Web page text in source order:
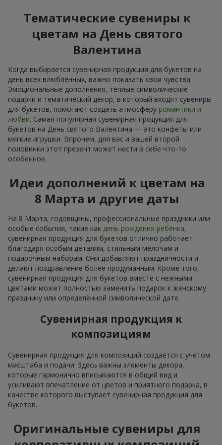
Тематические сувениры к
цветам на День святого
Валентина
Когда выбирается сувенирная продукция для букетов на
день всех влюблённых, важно показать свои чувства.
Эмоциональные дополнения, тёплые символические
подарки и тематический декор, в который входят сувениры
для букетов, помогают создать атмосферу романтики и
любви. Самая популярная сувенирная продукция для
букетов на День святого Валентина — это конфеты или
мягкие игрушки. Впрочем, для вас и вашей второй
половинки этот презент может нести в себе что-то
особенное.
Идеи дополнений к цветам на
8 Марта и другие даты
На 8 Марта, годовщины, профессиональные праздники или
особые события, такие как день рождения ребёнка,
сувенирная продукция для букетов отлично работает
благодаря особым деталям, стильным мелочам и
подарочным наборам. Они добавляют праздничности и
делают поздравление более продуманным. Кроме того,
сувенирная продукция для букетов вместе с нежными
цветами может полностью заменить подарок к женскому
празднику или определённой символической дате.
Сувенирная продукция к
композициям
Сувенирная продукция для композиций создаётся с учётом
масштаба и подачи. Здесь важны элементы декора,
которые гармонично вписываются в общий вид и
усиливают впечатление от цветов и приятного подарка, в
качестве которого выступает сувенирная продукция для
букетов.
Оригинальные сувениры для